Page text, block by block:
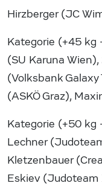
Hirzberger (JC
Kategorie (+45 kg
(SU Karuna
(Volksbank
(ASKÖ Graz),
Kategorie (+50 kg
Lechner
Kletzenbauer
Eskiev (Judoteam